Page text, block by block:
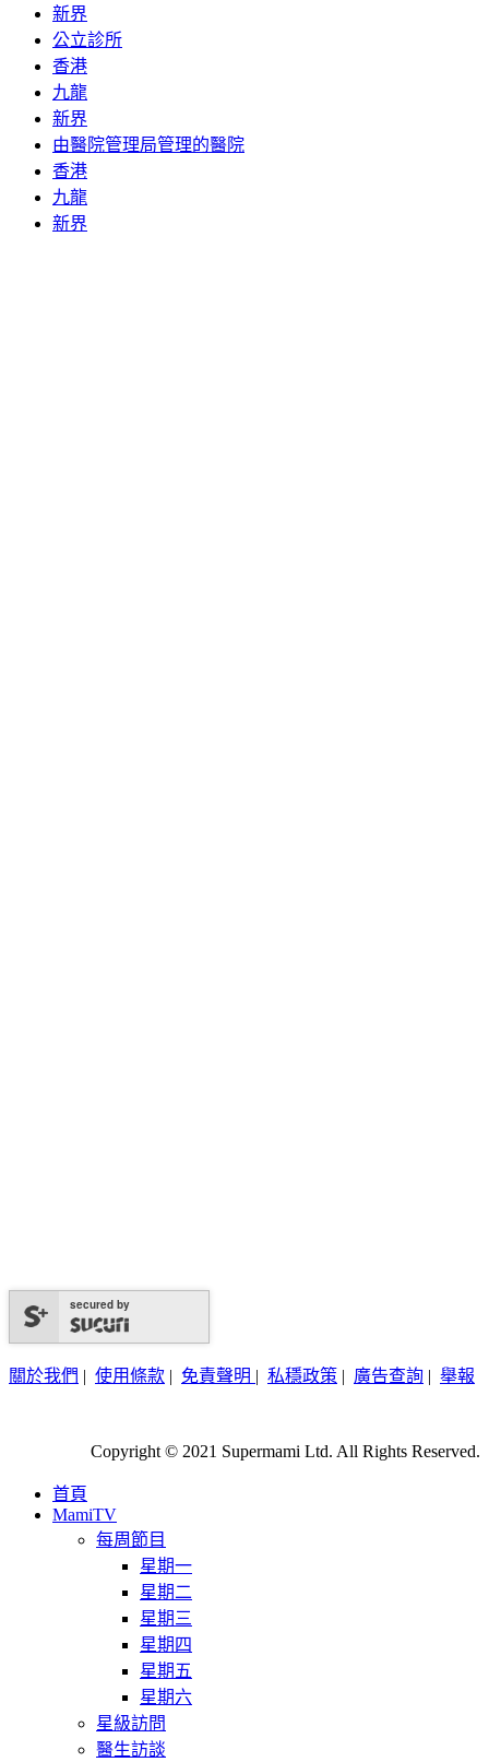
新界
公立診所
香港
九龍
新界
由醫院管理局管理的醫院
香港
九龍
新界
secured by
關於我們 | 使用條款 | 免責聲明 | 私穩政策 | 廣告查詢 | 舉報
Copyright © 2021 Supermami Ltd. All Rights Reserved.
首頁
MamiTV
每周節目
星期一
星期二
星期三
星期四
星期五
星期六
星級訪問
醫生訪談